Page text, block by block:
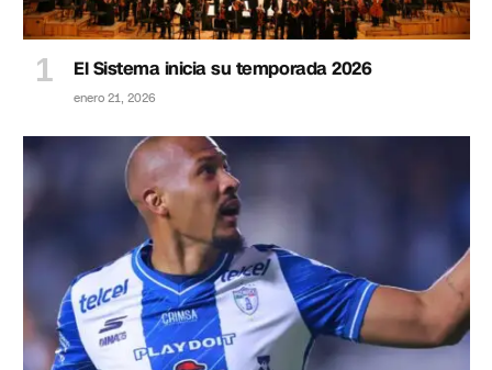
El Sistema inicia su temporada 2026
enero 21, 2026